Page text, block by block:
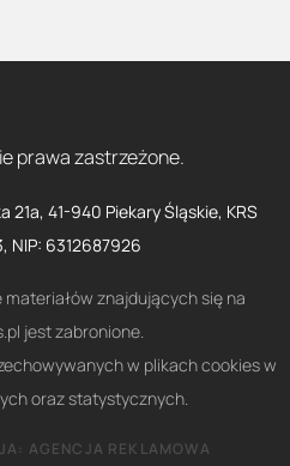
prawa zastrzeżone.
21a, 41-940 Piekary Śląskie, KRS
NIP: 6312687926
znajdujących się na
jest zabronione.
w plikach cookies w
oraz statystycznych.
AGENCJA REKLAMOWA